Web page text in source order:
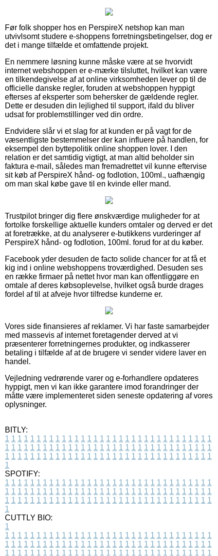
Før folk shopper hos en PerspireX netshop kan man
utvivlsomt studere e-shoppens forretningsbetingelser, dog er
det i mange tilfælde et omfattende projekt.
En nemmere løsning kunne måske være at se hvorvidt
internet webshoppen er e-mærke tilsluttet, hvilket kan være
en tilkendegivelse af at online virksomheden lever op til de
officielle danske regler, foruden at webshoppen hyppigt
efterses af eksperter som behersker de gældende regler.
Dette er desuden din lejlighed til support, ifald du bliver
udsat for problemstillinger ved din ordre.
Endvidere slår vi et slag for at kunden er på vagt for de
væsentligste bestemmelser der kan influere på handlen, for
eksempel den byttepolitik online shoppen lover. I den
relation er det samtidig vigtigt, at man altid beholder sin
faktura e-mail, således man fremadrettet vil kunne eftervise
sit køb af PerspireX hånd- og fodlotion, 100ml., uafhængig
om man skal købe gave til en kvinde eller mand.
Trustpilot bringer dig flere ønskværdige muligheder for at
fortolke forskellige aktuelle kunders omtaler og derved er det
at foretrække, at du analyserer e-butikkens vurderinger af
PerspireX hånd- og fodlotion, 100ml. forud for at du køber.
Facebook yder desuden de facto solide chancer for at få et
kig ind i online webshoppens troværdighed. Desuden ses
en række firmaer på nettet hvor man kan offentliggøre en
omtale af deres købsoplevelse, hvilket også burde drages
fordel af til at afveje hvor tilfredse kunderne er.
Vores side finansieres af reklamer. Vi har faste samarbejder
med massevis af internet foretagender derved at vi
præsenterer forretningernes produkter, og indkasserer
betaling i tilfælde af at de brugere vi sender videre laver en
handel.
Vejledning vedrørende varer og e-forhandlere opdateres
hyppigt, men vi kan ikke garantere imod forandringer der
måtte være implementeret siden seneste opdatering af vores
oplysninger.
BITLY:
1 1 1 1 1 1 1 1 1 1 1 1 1 1 1 1 1 1 1 1 1 1 1 1 1 1 1 1 1 1 1 1 1
1 1 1 1 1 1 1 1 1 1 1 1 1 1 1 1 1 1 1 1 1 1 1 1 1 1 1 1 1 1 1 1 1
1 1 1 1 1 1 1 1 1 1 1 1 1 1 1 1 1 1 1 1 1 1 1 1 1 1 1 1 1 1 1 1 1
1
SPOTIFY:
1 1 1 1 1 1 1 1 1 1 1 1 1 1 1 1 1 1 1 1 1 1 1 1 1 1 1 1 1 1 1 1 1
1 1 1 1 1 1 1 1 1 1 1 1 1 1 1 1 1 1 1 1 1 1 1 1 1 1 1 1 1 1 1 1 1
1 1 1 1 1 1 1 1 1 1 1 1 1 1 1 1 1 1 1 1 1 1 1 1 1 1 1 1 1 1 1 1 1
1
CUTTLY BIO:
1
1 1 1 1 1 1 1 1 1 1 1 1 1 1 1 1 1 1 1 1 1 1 1 1 1 1 1 1 1 1 1 1 1
1 1 1 1 1 1 1 1 1 1 1 1 1 1 1 1 1 1 1 1 1 1 1 1 1 1 1 1 1 1 1 1 1
1 1 1 1 1 1 1 1 1 1 1 1 1 1 1 1 1 1 1 1 1 1 1 1 1 1 1 1 1 1 1 1 1